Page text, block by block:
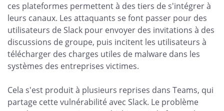
ces plateformes permettent à des tiers de s'intégrer à
leurs canaux. Les attaquants se font passer pour des
utilisateurs de Slack pour envoyer des invitations à des
discussions de groupe, puis incitent les utilisateurs à
télécharger des charges utiles de malware dans les
systèmes des entreprises victimes.
Cela s'est produit à plusieurs reprises dans Teams, qui
partage cette vulnérabilité avec Slack. Le problème